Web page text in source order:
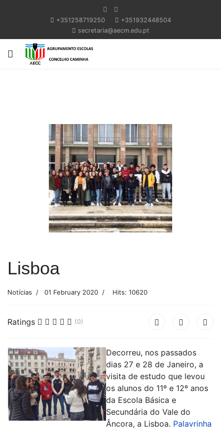
+351258719250
+351932448504
secretaria@aecm.edu.pt
Lisboa
Notícias 01 February 2020 Hits: 10620
Ratings (0)
Decorreu, nos passados
dias 27 e 28 de Janeiro, a
visita de estudo que levou
os alunos do 11º e 12º anos
da Escola Básica e
Secundária do Vale do
Âncora, a Lisboa. Palavrinha